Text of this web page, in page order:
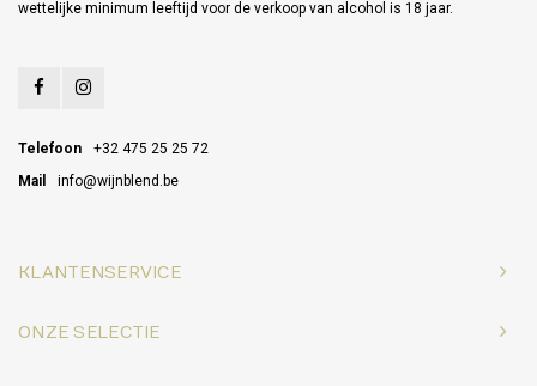
wettelijke minimum leeftijd voor de verkoop van alcohol is 18 jaar.
Telefoon
+32 475 25 25 72
Mail
info@wijnblend.be
KLANTENSERVICE
ONZE SELECTIE